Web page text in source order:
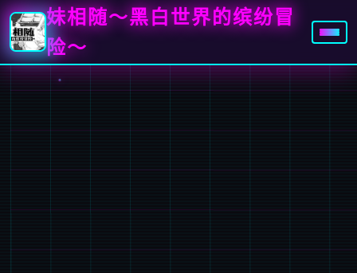
妹相随～黑白世界的缤纷冒
险～